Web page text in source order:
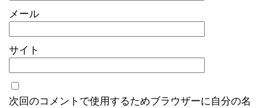
メール
サイト
次回のコメントで使用するためブラウザーに自分の名